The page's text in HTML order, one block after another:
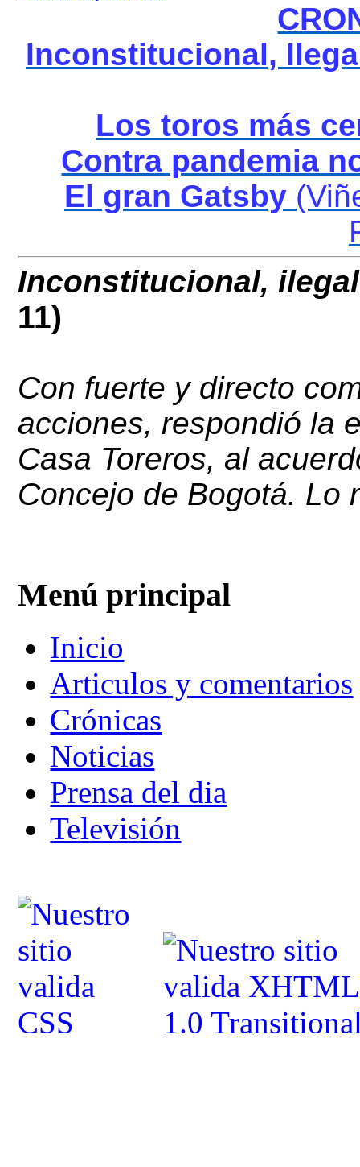
Inconstitucional,
Los toros más
Contra pandemia
El gran Gatsby
Inconstitucional,
11)
Con fuerte y directo
acciones, respondió la
Casa Toreros, al
Concejo de Bogotá. Lo
Menú principal
Inicio
Articulos y comentarios
Crónicas
Noticias
Prensa del dia
Televisión